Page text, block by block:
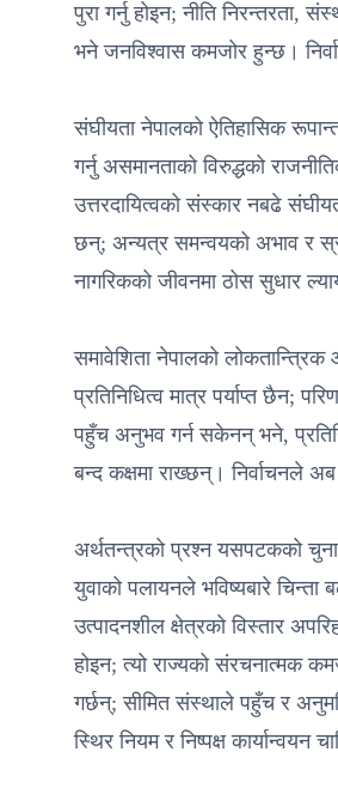
पुरा गर्नु होइन; नीति निरन्तरता,
भने जनविश्वास कमजोर हुन्छ।
संघीयता नेपालको ऐतिहासिक
गर्नु असमानताको विरुद्धको
उत्तरदायित्वको संस्कार नबढे
छन्; अन्यत्र समन्वयको अभाव र
नागरिकको जीवनमा ठोस सुधार
समावेशिता नेपालको लोकतान्त्रिक
प्रतिनिधित्व मात्र पर्याप्त छैन;
पहुँच अनुभव गर्न सकेनन् भने,
बन्द कक्षमा राख्छन्। निर्वाचनले
अर्थतन्त्रको प्रश्न यसपटकको
युवाको पलायनले भविष्यबारे चिन्ता
उत्पादनशील क्षेत्रको विस्तार
होइन; त्यो राज्यको संरचनात्मक
गर्छन्; सीमित संस्थाले पहुँच र
स्थिर नियम र निष्पक्ष कार्यान्वयन